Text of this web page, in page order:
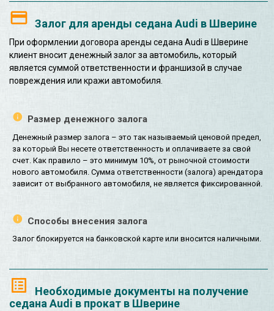
Залог для аренды седана Audi в Шверине
При оформлении договора аренды седана Audi в Шверине
клиент вносит денежный залог за автомобиль, который
является суммой ответственности и франшизой в случае
повреждения или кражи автомобиля.
Размер денежного залога
Денежный размер залога – это так называемый ценовой предел,
за который Вы несете ответственность и оплачиваете за свой
счет. Как правило – это минимум 10%, от рыночной стоимости
нового автомобиля. Сумма ответственности (залога) арендатора
зависит от выбранного автомобиля, не является фиксированной.
Способы внесения залога
Залог блокируется на банковской карте или вносится наличными.
Необходимые документы на получение
седана Audi в прокат в Шверине